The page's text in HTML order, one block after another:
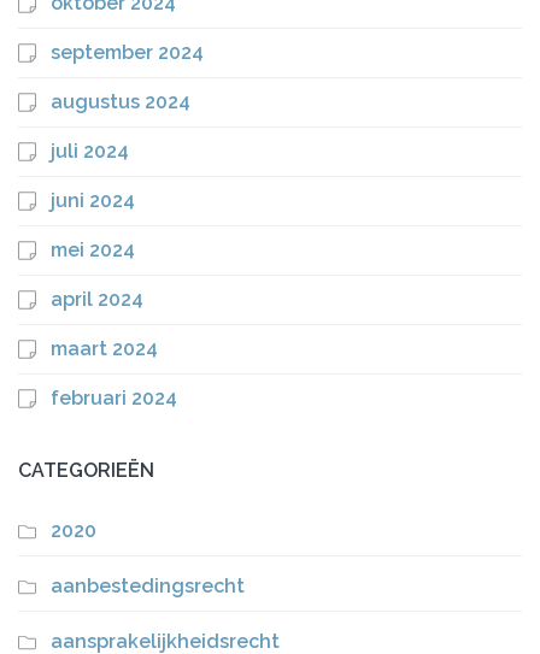
september 2024
augustus 2024
juli 2024
juni 2024
mei 2024
april 2024
maart 2024
februari 2024
CATEGORIEËN
2020
aanbestedingsrecht
aansprakelijkheidsrecht